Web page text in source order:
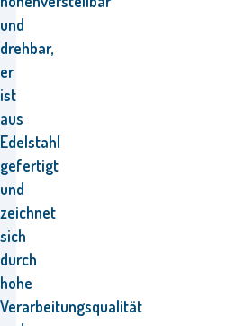
und
drehbar,
er
ist
aus
Edelstahl
gefertigt
und
zeichnet
sich
durch
hohe
Verarbeitungsqualität